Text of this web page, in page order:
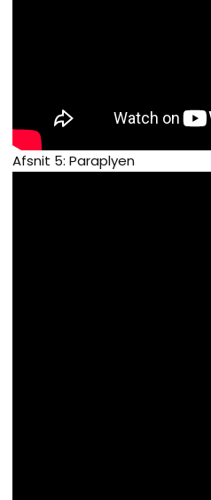
Afsnit 5: Paraplyen​